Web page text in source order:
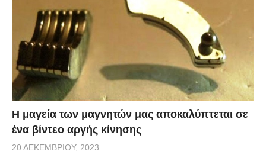
Η μαγεία των μαγνητών μας αποκαλύπτεται σε
ένα βίντεο αργής κίνησης
20 ΔΕΚΕΜΒΡΊΟΥ, 2023